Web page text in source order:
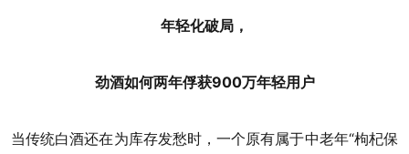
年轻化破局，
劲酒如何两年俘获900万年轻用户
当传统白酒还在为库存发愁时，一个原有属于中老年“枸杞保